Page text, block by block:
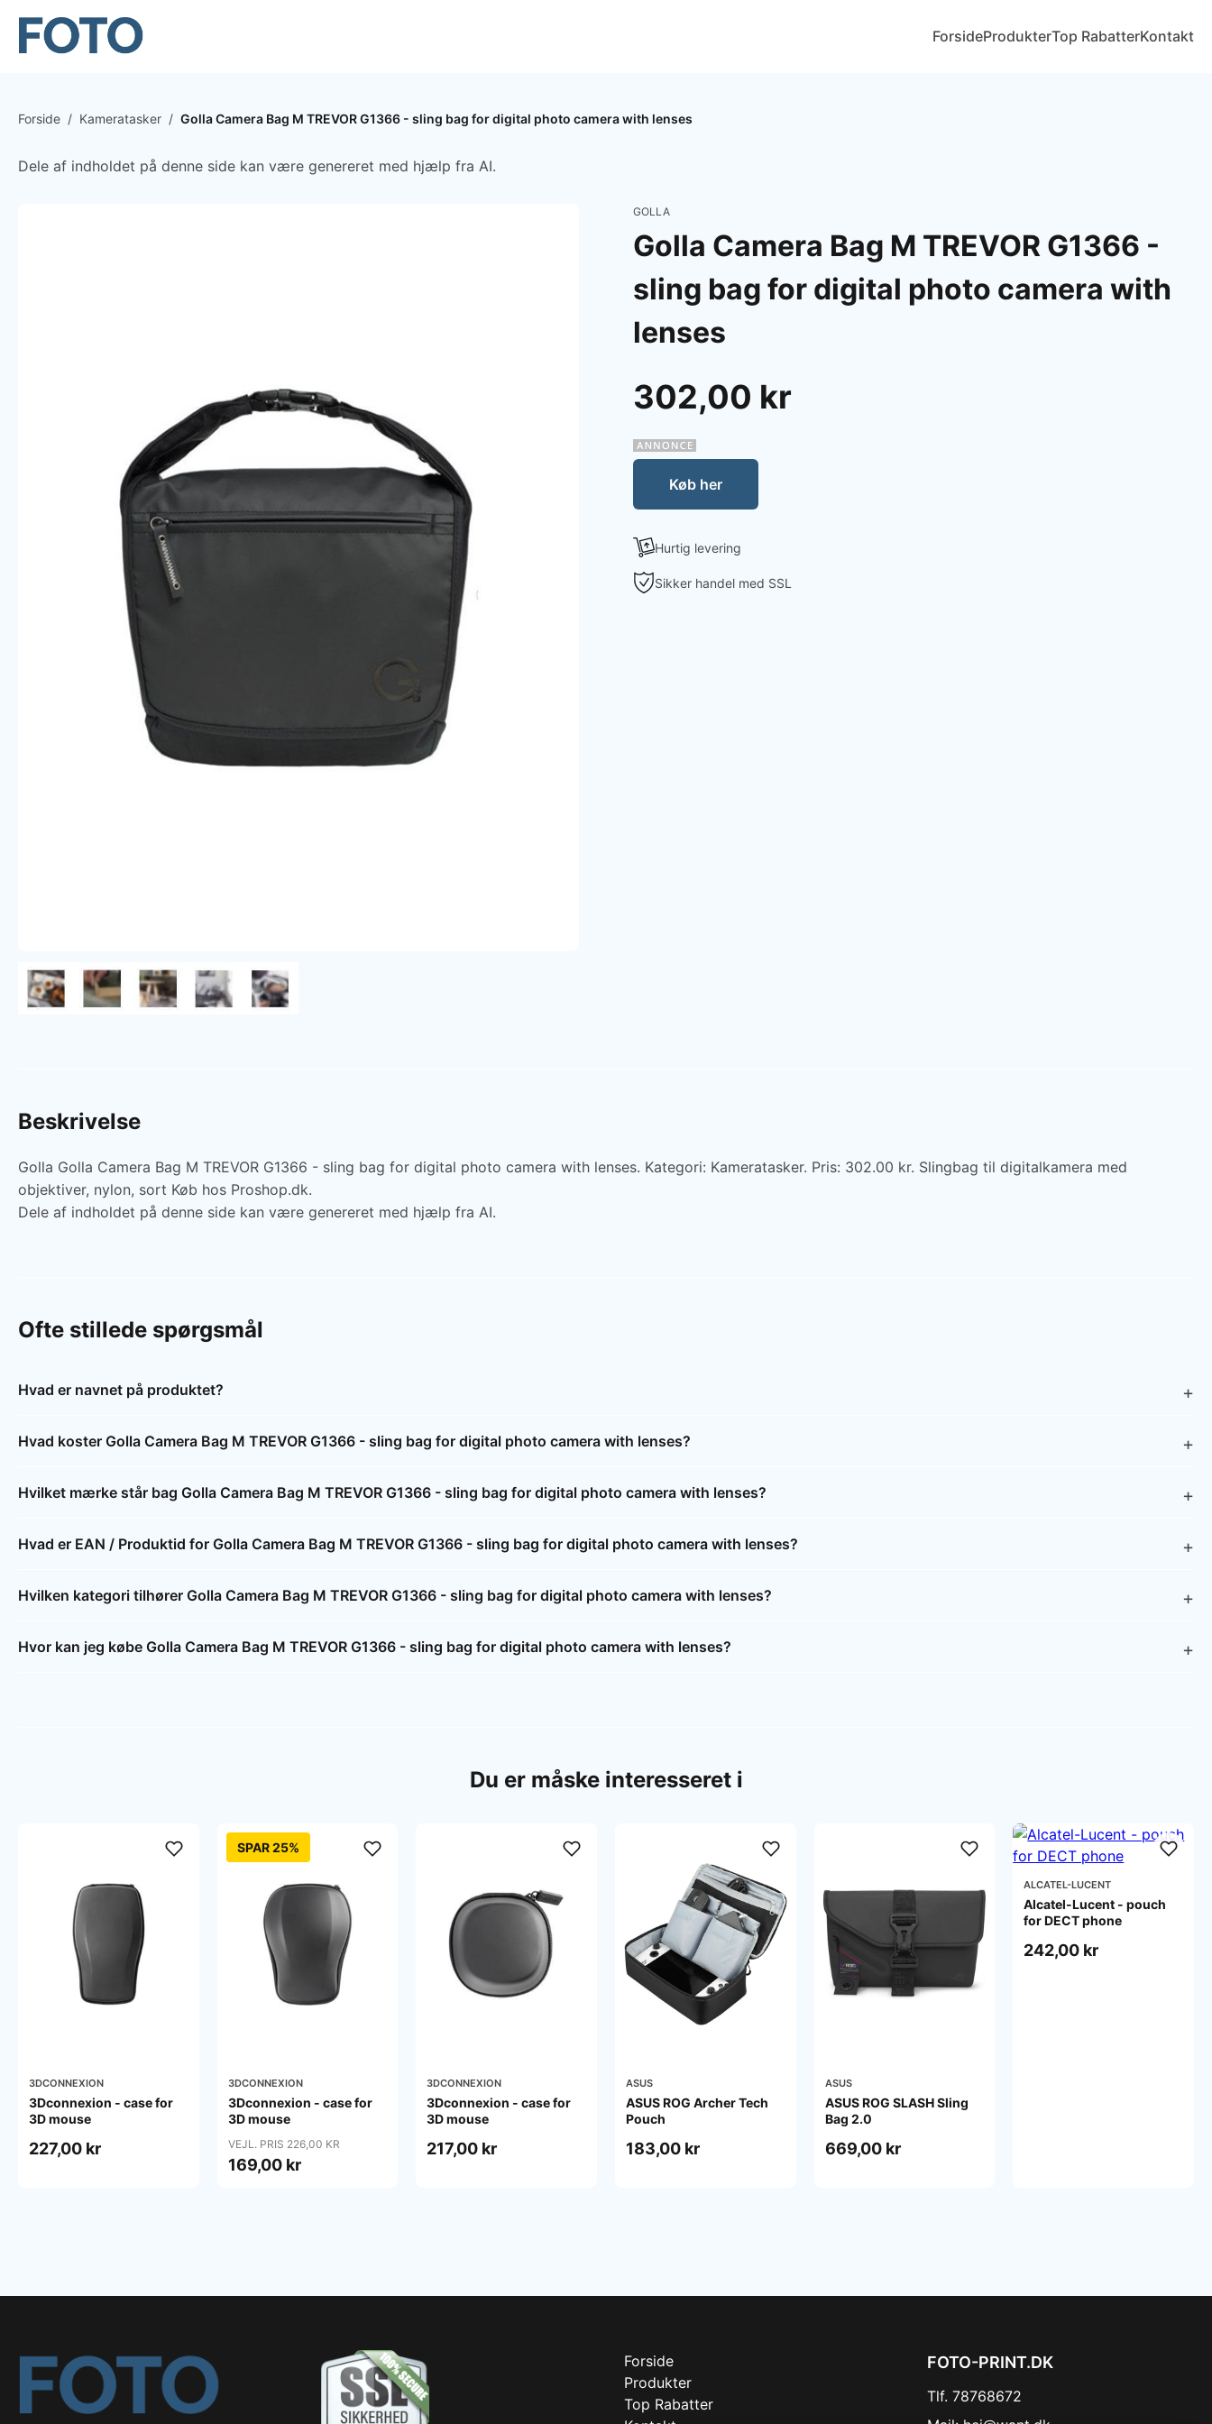
ForsideProdukterTop RabatterKontakt
Forside / Kameratasker / Golla Camera Bag M TREVOR G1366 - sling bag for digital photo camera with lenses
Dele af indholdet på denne side kan være genereret med hjælp fra AI.
GOLLA
Golla Camera Bag M TREVOR G1366 -
sling bag for digital photo camera with
lenses
302,00 kr
Køb her
Hurtig levering
Sikker handel med SSL
Beskrivelse
Golla Golla Camera Bag M TREVOR G1366 - sling bag for digital photo camera with lenses. Kategori: Kameratasker. Pris: 302.00 kr. Slingbag til digitalkamera med
objektiver, nylon, sort Køb hos Proshop.dk.
Dele af indholdet på denne side kan være genereret med hjælp fra AI.
Ofte stillede spørgsmål
Hvad er navnet på produktet?
Hvad koster Golla Camera Bag M TREVOR G1366 - sling bag for digital photo camera with lenses?
Hvilket mærke står bag Golla Camera Bag M TREVOR G1366 - sling bag for digital photo camera with lenses?
Hvad er EAN / Produktid for Golla Camera Bag M TREVOR G1366 - sling bag for digital photo camera with lenses?
Hvilken kategori tilhører Golla Camera Bag M TREVOR G1366 - sling bag for digital photo camera with lenses?
Hvor kan jeg købe Golla Camera Bag M TREVOR G1366 - sling bag for digital photo camera with lenses?
Du er måske interesseret i
3DCONNEXION
3Dconnexion - case for
3D mouse
227,00 kr
SPAR 25%
3DCONNEXION
3Dconnexion - case for
3D mouse
VEJL. PRIS 226,00 KR
169,00 kr
3DCONNEXION
3Dconnexion - case for
3D mouse
217,00 kr
ASUS
ASUS ROG Archer Tech
Pouch
183,00 kr
ASUS
ASUS ROG SLASH Sling
Bag 2.0
669,00 kr
ALCATEL-LUCENT
Alcatel-Lucent - pouch
for DECT phone
242,00 kr
Forside
Produkter
Top Rabatter
FOTO-PRINT.DK
Tlf. 78768672